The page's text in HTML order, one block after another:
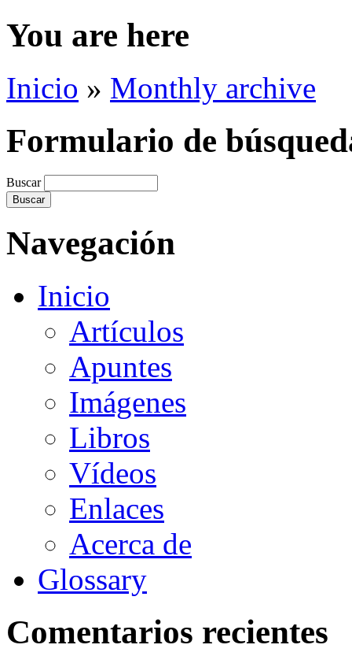
You are here
Inicio » Monthly archive
Formulario de
Buscar
Navegación
Inicio
Artículos
Apuntes
Imágenes
Libros
Vídeos
Enlaces
Acerca de
Glossary
Comentarios recientes